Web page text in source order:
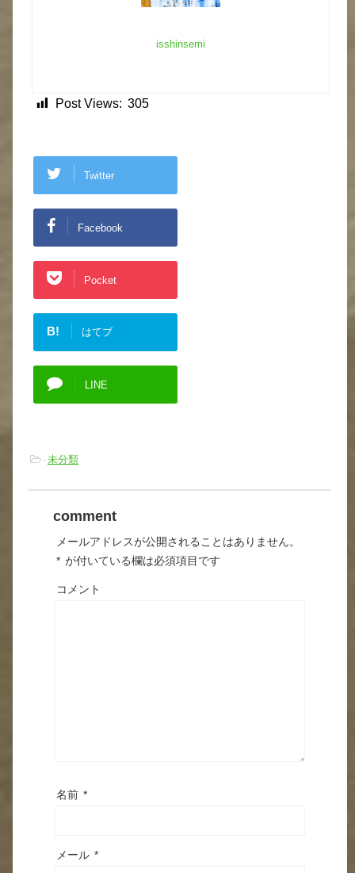
isshinsemi
Post Views: 305
Twitter
Facebook
Pocket
B! はてブ
LINE
-未分類
comment
メールアドレスが公開されることはありません。
* が付いている欄は必須項目です
コメント
名前 *
メール *